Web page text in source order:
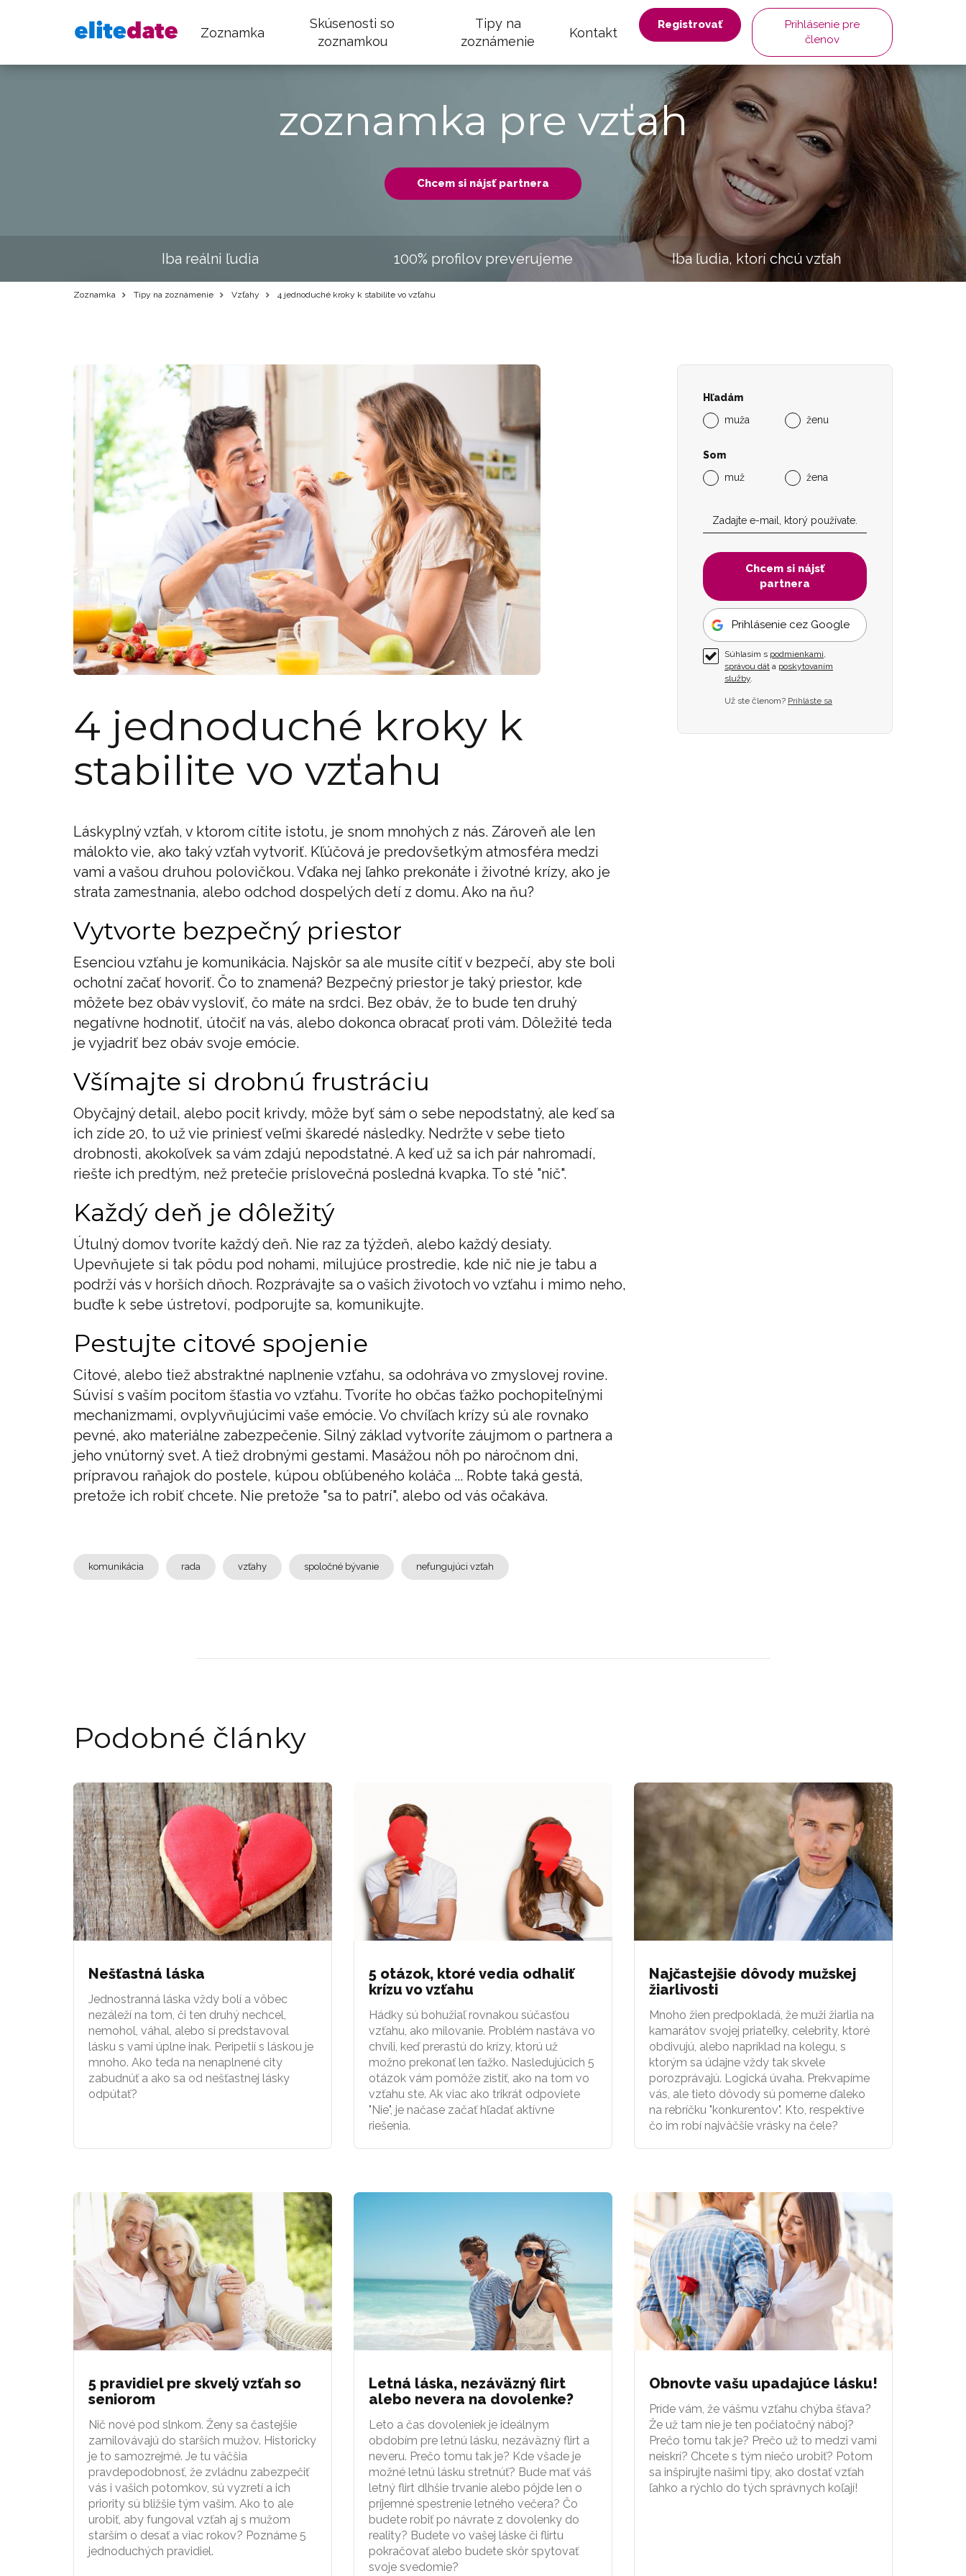
Zoznamka
Skúsenosti so
zoznamkou
Tipy na
zoznámenie
Kontakt
Registrovať
Prihlásenie pre
členov
zoznamka pre vzťah
Chcem si nájsť partnera
Iba reálni ľudia 100% profilov preverujeme Iba ľudia, ktorí chcú vzťah
Zoznamka Tipy na zoznámenie Vzťahy 4 jednoduché kroky k stabilite vo vzťahu
4 jednoduché kroky k
stabilite vo vzťahu
Láskyplný vzťah, v ktorom cítite istotu, je snom mnohých z nás. Zároveň ale len
málokto vie, ako taký vzťah vytvoriť. Kľúčová je predovšetkým atmosféra medzi
vami a vašou druhou polovičkou. Vďaka nej ľahko prekonáte i životné krízy, ako je
strata zamestnania, alebo odchod dospelých detí z domu. Ako na ňu?
Vytvorte bezpečný priestor
Esenciou vzťahu je komunikácia. Najskôr sa ale musíte cítiť v bezpečí, aby ste boli
ochotní začať hovoriť. Čo to znamená? Bezpečný priestor je taký priestor, kde
môžete bez obáv vysloviť, čo máte na srdci. Bez obáv, že to bude ten druhý
negatívne hodnotiť, útočiť na vás, alebo dokonca obracať proti vám. Dôležité teda
je vyjadriť bez obáv svoje emócie.
Všímajte si drobnú frustráciu
Obyčajný detail, alebo pocit krivdy, môže byť sám o sebe nepodstatný, ale keď sa
ich zíde 20, to už vie priniesť veľmi škaredé následky. Nedržte v sebe tieto
drobnosti, akokoľvek sa vám zdajú nepodstatné. A keď už sa ich pár nahromadí,
riešte ich predtým, než pretečie príslovečná posledná kvapka. To sté "nič".
Každý deň je dôležitý
Útulný domov tvoríte každý deň. Nie raz za týždeň, alebo každý desiaty.
Upevňujete si tak pôdu pod nohami, milujúce prostredie, kde nič nie je tabu a
podrží vás v horších dňoch. Rozprávajte sa o vašich životoch vo vzťahu i mimo neho,
buďte k sebe ústretoví, podporujte sa, komunikujte.
Pestujte citové spojenie
Citové, alebo tiež abstraktné naplnenie vzťahu, sa odohráva vo zmyslovej rovine.
Súvisí s vaším pocitom šťastia vo vzťahu. Tvoríte ho občas ťažko pochopiteľnými
mechanizmami, ovplyvňujúcimi vaše emócie. Vo chvíľach krízy sú ale rovnako
pevné, ako materiálne zabezpečenie. Silný základ vytvoríte záujmom o partnera a
jeho vnútorný svet. A tiež drobnými gestami. Masážou nôh po náročnom dni,
prípravou raňajok do postele, kúpou obľúbeného koláča ... Robte taká gestá,
pretože ich robiť chcete. Nie pretože "sa to patrí", alebo od vás očakáva.
komunikácia rada vzťahy spoločné bývanie nefungujúci vzťah
Hľadám
muža
ženu
Som
muž
žena
Chcem si nájsť
partnera
Prihlásenie cez Google
Súhlasím s podmienkami,
správou dát a poskytovaním
služby.
Už ste členom? Prihláste sa
Podobné články
Nešťastná láska
Jednostranná láska vždy bolí a vôbec
nezáleží na tom, či ten druhý nechcel,
nemohol, váhal, alebo si predstavoval
lásku s vami úplne inak. Peripetií s láskou je
mnoho. Ako teda na nenaplnené city
zabudnúť a ako sa od nešťastnej lásky
odpútať?
5 otázok, ktoré vedia odhaliť
krízu vo vzťahu
Hádky sú bohužiaľ rovnakou súčasťou
vzťahu, ako milovanie. Problém nastáva vo
chvíli, keď prerastú do krízy, ktorú už
možno prekonať len ťažko. Nasledujúcich 5
otázok vám pomôže zistiť, ako na tom vo
vzťahu ste. Ak viac ako trikrát odpoviete
"Nie", je načase začať hľadať aktívne
riešenia.
Najčastejšie dôvody mužskej
žiarlivosti
Mnoho žien predpokladá, že muži žiarlia na
kamarátov svojej priateľky, celebrity, ktoré
obdivujú, alebo napríklad na kolegu, s
ktorým sa údajne vždy tak skvele
porozprávajú. Logická úvaha. Prekvapíme
vás, ale tieto dôvody sú pomerne ďaleko
na rebríčku "konkurentov". Kto, respektíve
čo im robí najväčšie vrásky na čele?
5 pravidiel pre skvelý vzťah so
seniorom
Nič nové pod slnkom. Ženy sa častejšie
zamilovávajú do starších mužov. Historicky
je to samozrejmé. Je tu väčšia
pravdepodobnosť, že zvládnu zabezpečiť
vás i vašich potomkov, sú vyzretí a ich
priority sú bližšie tým vašim. Ako to ale
urobiť, aby fungoval vzťah aj s mužom
starším o desať a viac rokov? Poznáme 5
jednoduchých pravidiel.
Letná láska, nezáväzný flirt
alebo nevera na dovolenke?
Leto a čas dovoleniek je ideálnym
obdobím pre letnú lásku, nezáväzný flirt a
neveru. Prečo tomu tak je? Kde všade je
možné letnú lásku stretnúť? Bude mať váš
letný flirt dlhšie trvanie alebo pôjde len o
príjemné spestrenie letného večera? Čo
budete robiť po návrate z dovolenky do
reality? Budete vo vašej láske či flirtu
pokračovať alebo budete skôr spytovať
svoje svedomie?
Obnovte vašu upadajúce lásku!
Príde vám, že vášmu vzťahu chýba šťava?
Že už tam nie je ten počiatočný náboj?
Prečo tomu tak je? Prečo už to medzi vami
neiskrí? Chcete s tým niečo urobiť? Potom
sa inšpirujte našimi tipy, ako dostať vzťah
ľahko a rýchlo do tých správnych koľají!